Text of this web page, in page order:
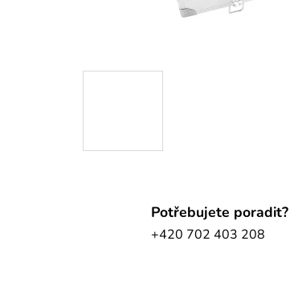
Potřebujete poradit?
+420 702 403 208